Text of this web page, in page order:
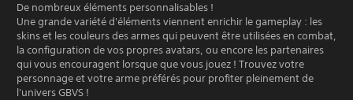
De nombreux éléments personnalisables !
Une grande variété d'éléments viennent enrichir le gameplay : les
skins et les couleurs des armes qui peuvent être utilisées en combat,
la configuration de vos propres avatars, ou encore les partenaires
qui vous encouragent lorsque que vous jouez ! Trouvez votre
personnage et votre arme préférés pour profiter pleinement de
l'univers GBVS !